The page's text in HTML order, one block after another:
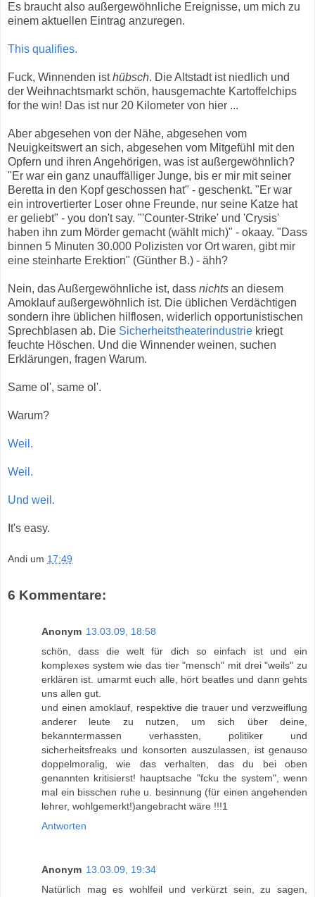
Es braucht also außergewöhnliche Ereignisse, um mich zu
einem aktuellen Eintrag anzuregen.
This qualifies.
Fuck, Winnenden isthübsch. Die Altstadt ist niedlich und
der Weihnachtsmarkt schön, hausgemachte Kartoffelchips
for the win! Das ist nur 20 Kilometer von hier ...
Aber abgesehen von der Nähe, abgesehen vom
Neuigkeitswert an sich, abgesehen vom Mitgefühl mit den
Opfern und ihren Angehörigen, was ist außergewöhnlich?
"Er war ein ganz unauffälliger Junge, bis er mir mit seiner
Beretta in den Kopf geschossen hat" - geschenkt. "Er war
ein introvertierter Loser ohne Freunde, nur seine Katze hat
er geliebt" - you don't say. "'Counter-Strike' und 'Crysis'
haben ihn zum Mörder gemacht (wählt mich)" - okaay. "Dass
binnen 5 Minuten 30.000 Polizisten vor Ort waren, gibt mir
eine steinharte Erektion" (Günther B.) - ähh?
Nein, das Außergewöhnliche ist, dass nichts an diesem
Amoklauf außergewöhnlich ist. Die üblichen Verdächtigen
sondern ihre üblichen hilflosen, widerlich opportunistischen
Sprechblasen ab. Die Sicherheitstheaterindustrie kriegt
feuchte Höschen. Und die Winnender weinen, suchen
Erklärungen, fragen Warum.
Same ol', same ol'.
Warum?
Weil.
Weil.
Und weil.
It's easy.
Andi um 17:49
6 Kommentare:
Anonym 13.03.09, 18:58
schön, dass die welt für dich so einfach ist und ein
komplexes system wie das tier "mensch" mit drei "weils" zu
erklären ist. umarmt euch alle, hört beatles und dann gehts
uns allen gut.
und einen amoklauf, respektive die trauer und verzweiflung
anderer leute zu nutzen, um sich über deine,
bekanntermassen verhassten, politiker und
sicherheitsfreaks und konsorten auszulassen, ist genauso
doppelmoralig, wie das verhalten, das du bei oben
genannten kritisierst! hauptsache "fcku the system", wenn
mal ein bisschen ruhe u. besinnung (für einen angehenden
lehrer, wohlgemerkt!)angebracht wäre !!!1
Antworten
Anonym 13.03.09, 19:34
Natürlich mag es wohlfeil und verkürzt sein, zu sagen,